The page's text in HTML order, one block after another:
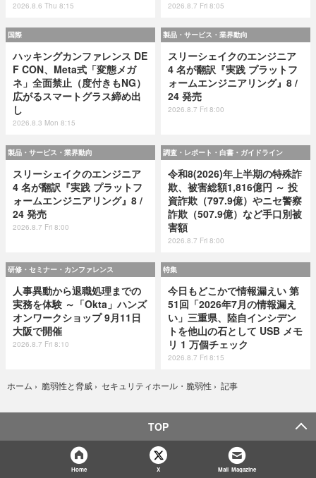
2026.8.6 Thu 8:15 2026.8.7 Fri 8:05
国際
ハッキングカンファレンス DE
F CON、Meta式「変態メガ
ネ」全面禁止（度付きもNG）
広がるスマートグラス締め出
し
2026.8.3 Mon 8:15
製品・サービス・業界動向
スリーシェイクのエンジニア
4 名が翻訳『実践 プラットフ
ォームエンジニアリング』8 /
24 発売
2026.8.7 Fri 8:00
製品・サービス・業界動向
スリーシェイクのエンジニア
4 名が翻訳『実践 プラットフ
ォームエンジニアリング』8 /
24 発売
2026.8.7 Fri 8:00
調査・レポート・白書・ガイドライン
令和8(2026)年上半期の特殊詐
欺、被害総額1,816億円 ～ 投
資詐欺（797.9億）やニセ警察
詐欺（507.9億）など手口別被
害額
2026.8.7 Fri 8:00
研修・セミナー・カンファレンス
人事異動から退職処理までの
実務を体験 ～「Okta」ハンズ
オンワークショップ 9月11日
大阪で開催
2026.8.7 Fri 8:10
特集
今日もどこかで情報漏えい 第
51回「2026年7月の情報漏え
い」三重県、陸自インシデン
トを他山の石として USB メモ
リ 1 万個チェック
2026.8.7 Fri 8:15
ホーム › 脆弱性と脅威 › セキュリティホール・脆弱性 › 記事
TOP
Home X Mail Magazine